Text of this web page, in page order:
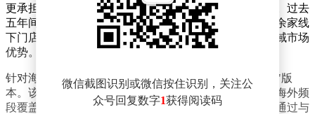
更承担着辐射印尼、泰国、越南等新兴市场的枢纽作用。过去
五年间，华为在东南亚市场持续投入，已建立覆盖2000余家线
下门店的销售网络，此次高端机型首发将进一步巩固区域市场
优势。
针对海外用户需求，华为将推出定制化的Pura 90系列"S"版
本。该机型在硬件配置上与国内版本保持同步，但针对海外频
段覆盖、本地化应用生态等场景进行深度优化。例如，通过与
微信截图识别或微信按住识别，关注公
众号回复数字1获得阅读码